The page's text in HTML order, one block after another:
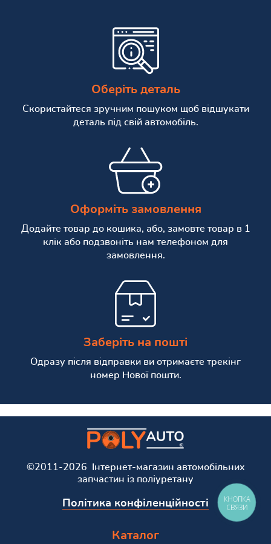
Оберіть деталь
Скористайтеся зручним пошуком щоб відшукати
деталь під свій автомобіль.
Оформіть замовлення
Додайте товар до кошика, або, замовте товар в 1
клік або подзвоніть нам телефоном для
замовлення.
Заберіть на пошті
Одразу після відправки ви отримаєте трекінг
номер Нової пошти.
©2011-2026 Інтернет-магазин автомобільних
запчастин із поліуретану
Політика конфіленційності
Каталог
КНОПКА
СВЯЗИ